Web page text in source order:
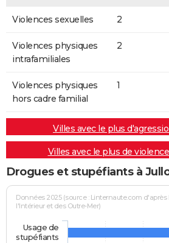
Violences sexuelles 2
Violences physiques
intrafamiliales
2
Violences physiques
hors cadre familial
1
Villes avec le plus
Villes avec le plus de
Drogues et stupéfiants à
Données 2025 (source : Linternaute.com
l'Intérieur et des Outre-Mer)
Usage de
stupéfiants